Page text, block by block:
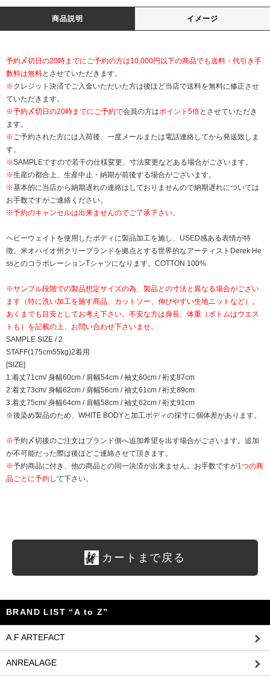
商品説明 イメージ
予約〆切日の20時までにご予約の方は10,000円以下の商品でも送料・代引き手
数料は無料とさせていただきます。
※クレジット決済でご入金いただいた方は後ほど当店で送料を無料に修正させ
ていただきます。
※予約〆切日の20時までにご予約で会員の方はポイント5倍とさせていただき
ます。
※ご予約された方には入荷後、一度メールまたは電話連絡してから発送致しま
す。
※SAMPLEですので若干の仕様変更、寸法変更などある場合がございます。
※生産の都合上、生産中止・納期が前後する場合がございます。
※基本的に当店から納期遅れの連絡はしておりませんので納期遅れについては
お手数ですがご連絡ください。
※予約のキャンセルは出来ませんのでご了承下さい。
ヘビーウェイトを使用したボディに製品加工を施し、USED感ある表情が特
徴。米オハイオ州クリーブランドを拠点とする世界的なアーティストDerek He
ssとのコラボレーションTシャツになります。COTTON 100%
※サンプル段階での製品想定サイズの為、製品との寸法と異なる場合がござい
ます（特に洗い加工を施す商品、カットソー、伸びやすい生地ニットなど）。
あくまでも目安としてお考え下さい。不安な方は身長、体重（ボトムはウエス
トも）を記載の上、お問い合わせ下さいませ。
SAMPLE SIZE / 2
STAFF(175cm55kg)2着用
[SIZE]
1:着丈71cm/ 身幅60cm / 肩幅54cm / 袖丈60cm / 裄丈87cm
2:着丈73cm/ 身幅62cm / 肩幅56cm / 袖丈61cm / 裄丈89cm
3:着丈75cm/ 身幅64cm / 肩幅58cm / 袖丈62cm / 裄丈91cm
※後染め製品のため、WHITE BODYと加工ボディの採寸に個体差があります。
※予約〆切後のご注文はブランド側へ追加希望を出す場合がございます。追加
が不可能だった際は後ほどご連絡させて頂きます。
※予約商品に付き、他の商品との同一決済が出来ません。お手数ですが1つの商
品ごとに予約して下さい。
カートまで戻る
BRAND LIST “A to Z”
A.F ARTEFACT
ANREALAGE